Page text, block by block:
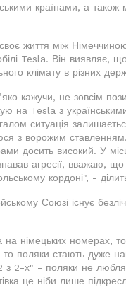
країнами, а
життя між
Tesla. Він
клімату в різних
кажучи, не зовсім
на Tesla з
ситуація
з ворожим
досить високий. У
агресії, вважаю,
кордоні", -
Союзі існує
німецьких номерах,
поляки стають дуже
2-х" - поляки не
це ніби лише